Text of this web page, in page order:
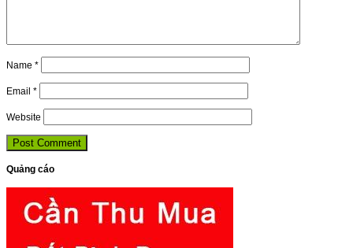
Name *
Email *
Website
Quảng cáo